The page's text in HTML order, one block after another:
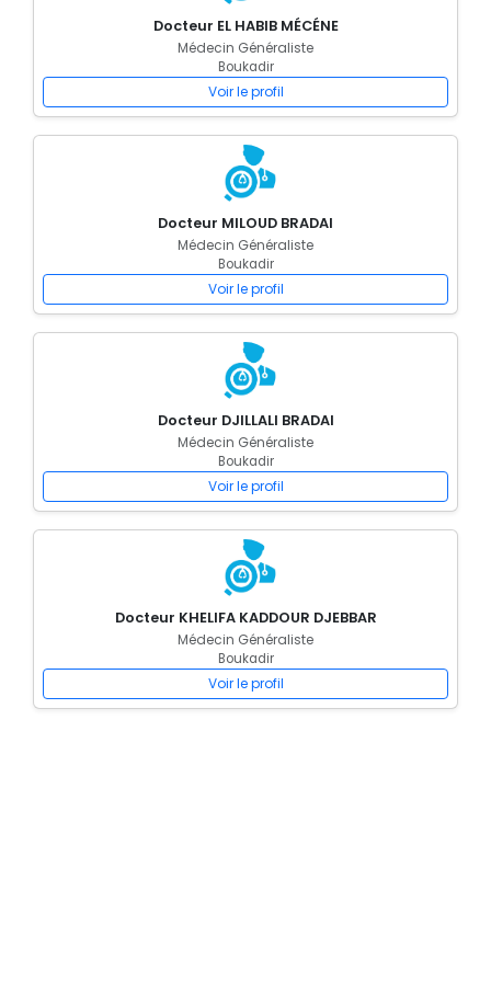
Docteur EL HABIB MÉCÉNE
Médecin Généraliste
Boukadir
Voir le profil
Docteur MILOUD BRADAI
Médecin Généraliste
Boukadir
Voir le profil
Docteur DJILLALI BRADAI
Médecin Généraliste
Boukadir
Voir le profil
Docteur KHELIFA KADDOUR DJEBBAR
Médecin Généraliste
Boukadir
Voir le profil